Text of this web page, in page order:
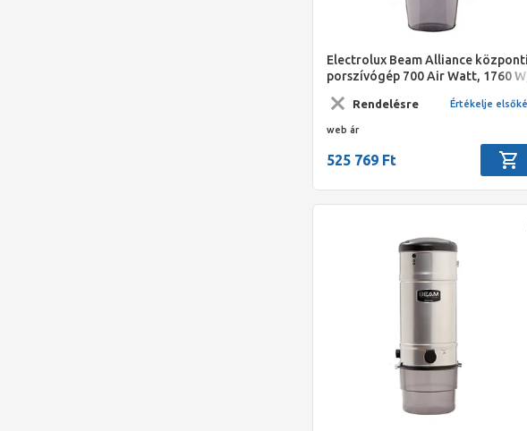
Electrolux Beam Alliance központi
porszívógép 700 Air Watt, 1760
cm/5év garancia;
Rendelésre Értékelje
web ár
525 769 Ft